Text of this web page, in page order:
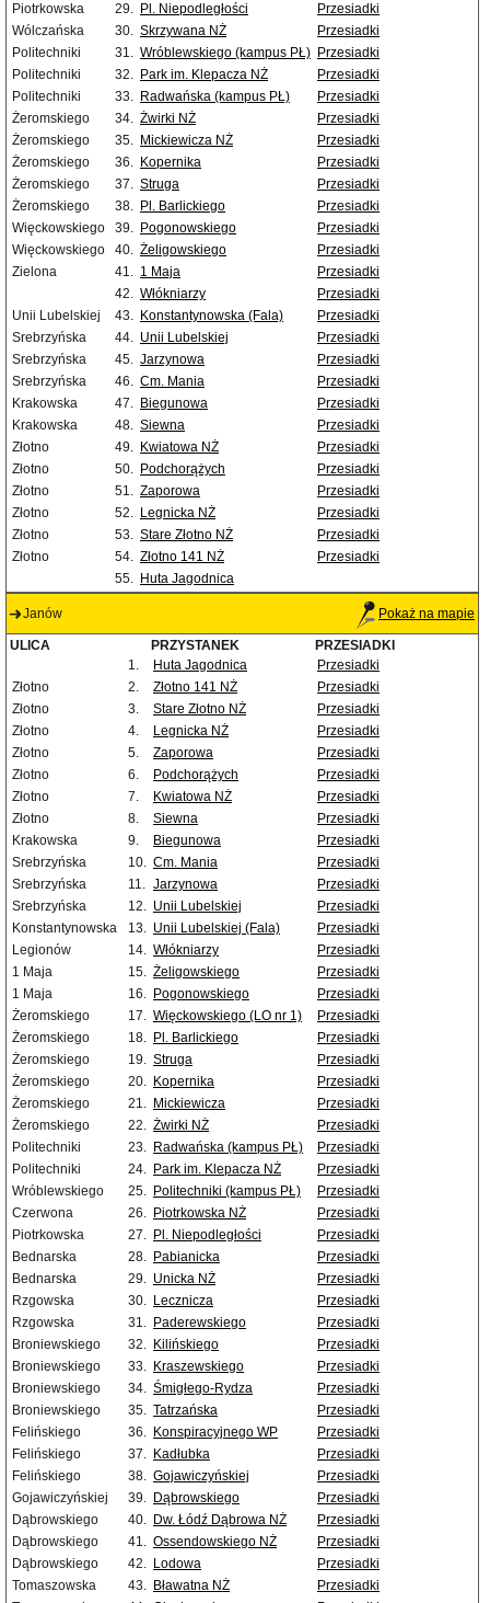
Piotrkowska
29. Pl. Niepodległości
Przesiadki
Wólczańska
30. Skrzywana NŻ
Przesiadki
Politechniki
31. Wróblewskiego (kampus PŁ) Przesiadki
Politechniki
32. Park im. Klepacza NŻ
Przesiadki
Politechniki
33. Radwańska (kampus PŁ)
Przesiadki
Żeromskiego
34. Żwirki NŻ
Przesiadki
Żeromskiego
35. Mickiewicza NŻ
Przesiadki
Żeromskiego
36. Kopernika
Przesiadki
Żeromskiego
37. Struga
Przesiadki
Żeromskiego
38. Pl. Barlickiego
Przesiadki
Więckowskiego
39. Pogonowskiego
Przesiadki
Więckowskiego
40. Żeligowskiego
Przesiadki
Zielona
41. 1 Maja
Przesiadki
42. Włókniarzy
Przesiadki
Unii Lubelskiej
43. Konstantynowska (Fala)
Przesiadki
Srebrzyńska
44. Unii Lubelskiej
Przesiadki
Srebrzyńska
45. Jarzynowa
Przesiadki
Srebrzyńska
46. Cm. Mania
Przesiadki
Krakowska
47. Biegunowa
Przesiadki
Krakowska
48. Siewna
Przesiadki
Złotno
49. Kwiatowa NŻ
Przesiadki
Złotno
50. Podchorążych
Przesiadki
Złotno
51. Zaporowa
Przesiadki
Złotno
52. Legnicka NŻ
Przesiadki
Złotno
53. Stare Złotno NŻ
Przesiadki
Złotno
54. Złotno 141 NŻ
Przesiadki
55. Huta Jagodnica
Janów Pokaż na mapie
ULICA PRZYSTANEK
PRZESIADKI
1.
Huta Jagodnica
Przesiadki
Złotno
2. Złotno 141 NŻ
Przesiadki
Złotno
3. Stare Złotno NŻ
Przesiadki
Złotno
4. Legnicka NŻ
Przesiadki
Złotno
5. Zaporowa
Przesiadki
Złotno
6. Podchorążych
Przesiadki
Złotno
7. Kwiatowa NŻ
Przesiadki
Złotno
8. Siewna
Przesiadki
Krakowska
9. Biegunowa
Przesiadki
Srebrzyńska
10. Cm. Mania
Przesiadki
Srebrzyńska
11. Jarzynowa
Przesiadki
Srebrzyńska
12. Unii Lubelskiej
Przesiadki
Konstantynowska
13. Unii Lubelskiej (Fala)
Przesiadki
Legionów
14. Włókniarzy
Przesiadki
1 Maja
15. Żeligowskiego
Przesiadki
1 Maja
16. Pogonowskiego
Przesiadki
Żeromskiego
17. Więckowskiego (LO nr 1)
Przesiadki
Żeromskiego
18. Pl. Barlickiego
Przesiadki
Żeromskiego
19. Struga
Przesiadki
Żeromskiego
20. Kopernika
Przesiadki
Żeromskiego
21. Mickiewicza
Przesiadki
Żeromskiego
22. Żwirki NŻ
Przesiadki
Politechniki
23. Radwańska (kampus PŁ)
Przesiadki
Politechniki
24. Park im. Klepacza NŻ
Przesiadki
Wróblewskiego
25. Politechniki (kampus PŁ)
Przesiadki
Czerwona
26. Piotrkowska NŻ
Przesiadki
Piotrkowska
27. Pl. Niepodległości
Przesiadki
Bednarska
28. Pabianicka
Przesiadki
Bednarska
29. Unicka NŻ
Przesiadki
Rzgowska
30. Lecznicza
Przesiadki
Rzgowska
31. Paderewskiego
Przesiadki
Broniewskiego
32. Kilińskiego
Przesiadki
Broniewskiego
33. Kraszewskiego
Przesiadki
Broniewskiego
34. Śmigłego-Rydza
Przesiadki
Broniewskiego
35. Tatrzańska
Przesiadki
Felińskiego
36. Konspiracyjnego WP
Przesiadki
Felińskiego
37. Kadłubka
Przesiadki
Felińskiego
38. Gojawiczyńskiej
Przesiadki
Gojawiczyńskiej
39. Dąbrowskiego
Przesiadki
Dąbrowskiego
40. Dw. Łódź Dąbrowa NŻ
Przesiadki
Dąbrowskiego
41. Ossendowskiego NŻ
Przesiadki
Dąbrowskiego
42. Lodowa
Przesiadki
Tomaszowska
43. Bławatna NŻ
Przesiadki